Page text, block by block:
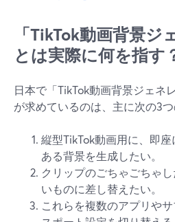
「TikTok動画背景ジ
とは実際に何を指す
日本で「TikTok動画背景ジェネ
が求めているのは、主に次の3
縦型TikTok動画用に、即
ある背景を生成したい。
クリップのごちゃごちゃ
いものに差し替えたい。
これらを複数のアプリや